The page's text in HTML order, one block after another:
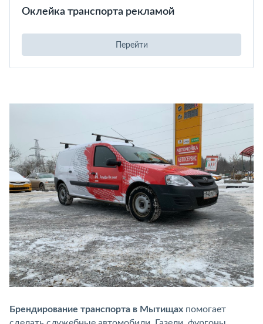
Оклейка транспорта рекламой
Перейти
Брендирование транспорта в Мытищах помогает